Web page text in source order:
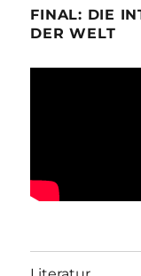
FINAL: DIE
DER WELT